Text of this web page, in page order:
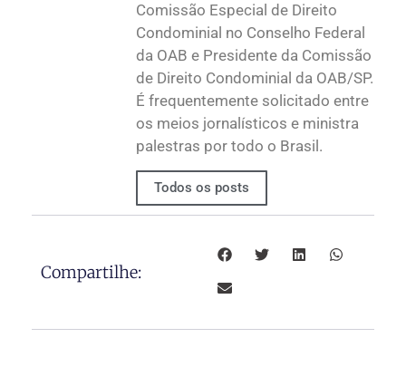
Comissão Especial de Direito
Condominial no Conselho Federal
da OAB e Presidente da Comissão
de Direito Condominial da OAB/SP.
É frequentemente solicitado entre
os meios jornalísticos e ministra
palestras por todo o Brasil.
Todos os posts
Compartilhe: